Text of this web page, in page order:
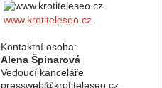
www.krotiteleseo.cz
Kontaktní osoba:
Alena Špinarová
Vedoucí kanceláře
pressweb@krotiteleseo.cz